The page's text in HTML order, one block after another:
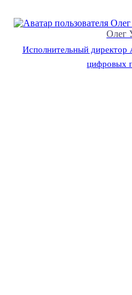
Олег
Исполнительный директор
цифровых